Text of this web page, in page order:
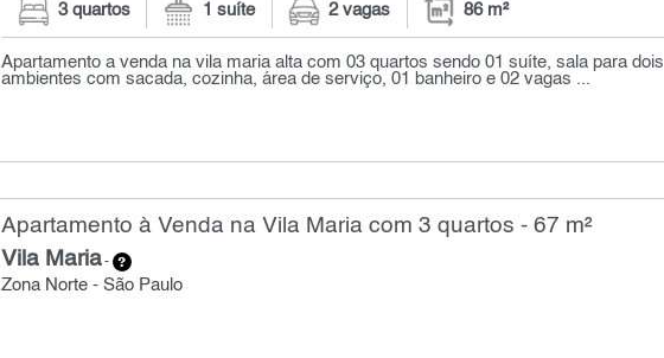
3 quartos 1 suíte 2 vagas 86 m²
Apartamento a venda na vila maria alta com 03 quartos sendo 01 suíte, sala para dois
ambientes com sacada, cozinha, área de serviço, 01 banheiro e 02 vagas ...
Apartamento à Venda na Vila Maria com 3 quartos - 67 m²
Vila Maria-
Zona Norte - São Paulo